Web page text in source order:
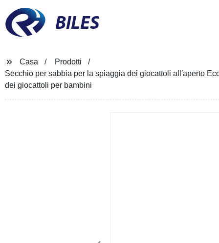
BILES
Casa
Prodotti
Secchio per sabbia per la spiaggia dei giocattoli all′aperto
dei giocattoli per bambini